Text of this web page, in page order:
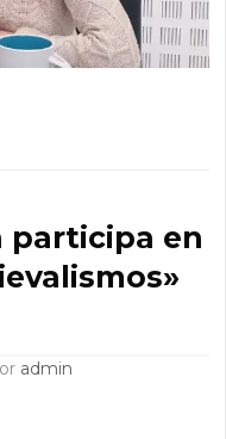
participa en
admin